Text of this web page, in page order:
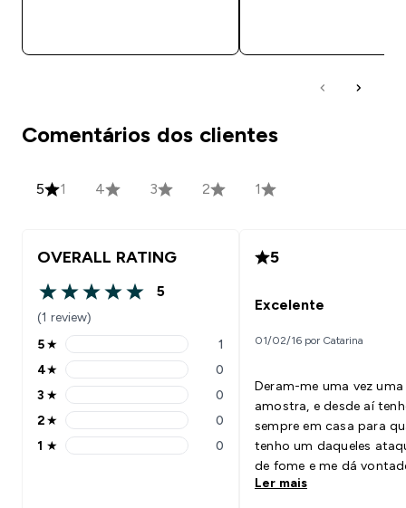
Comentários dos clientes
5 1 4 3 2 1
OVERALL RATING
5 out of 5 stars
5
(1 review)
5 stars rating 1 reviews
5★ 1
4 stars rating 0 reviews
4★ 0
3 stars rating 0 reviews
3 ★ 0
2 stars rating 0 reviews
2★ 0
1 stars rating 0 reviews
1 ★ 0
5
Excelente
01/02/16 por Catarina
Deram-me uma vez uma
amostra, e desde aí
sempre em casa para
tenho um daqueles
de fome e me dá
comer tudo. Basta
Ler mais